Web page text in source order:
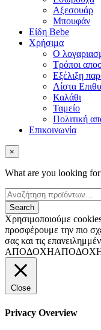
Αξεσουάρ
Μπουφάν
Είδη Bebe
Χρήσιμα
Ο
Τρόποι
Εξέλιξη
Λίστα
Καλάθι
Ταμείο
Πολιτική
Επικοινωνία
×
What are you looking
Χρησιμοποιούμε
προσφέρουμε την πιο
σας και τις
ΑΠΟΔΟΧΗ
Close
Privacy Overview